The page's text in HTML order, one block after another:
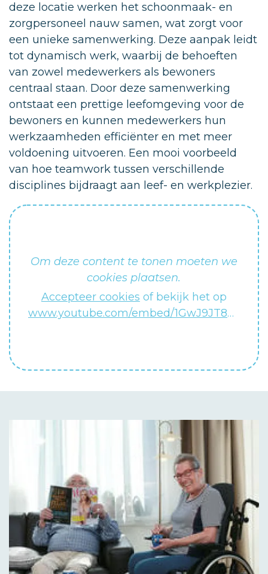
deze locatie werken het schoonmaak- en
zorgpersoneel nauw samen, wat zorgt voor
een unieke samenwerking. Deze aanpak leidt
tot dynamisch werk, waarbij de behoeften
van zowel medewerkers als bewoners
centraal staan. Door deze samenwerking
ontstaat een prettige leefomgeving voor de
bewoners en kunnen medewerkers hun
werkzaamheden efficiënter en met meer
voldoening uitvoeren. Een mooi voorbeeld
van hoe teamwork tussen verschillende
disciplines bijdraagt aan leef- en werkplezier.
Om deze content te tonen moeten we
cookies plaatsen.
Accepteer cookies of bekijk het op
www.youtube.com/embed/1GwJ9JT8oXA